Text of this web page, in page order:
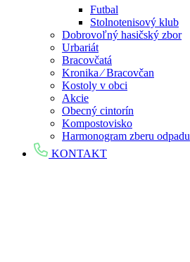
Futbal
Stolnotenisový klub
Dobrovoľný hasičský zbor
Urbariát
Bracovčatá
Kronika ⁄ Bracovčan
Kostoly v obci
Akcie
Obecný cintorín
Kompostovisko
Harmonogram zberu odpadu
KONTAKT